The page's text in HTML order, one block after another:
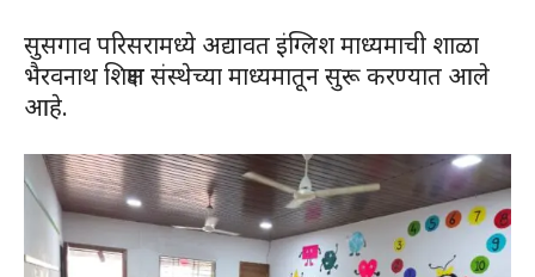
सुसगाव परिसरामध्ये अद्यावत इंग्लिश माध्यमाची शाळा
भैरवनाथ शिक्षण संस्थेच्या माध्यमातून सुरू करण्यात आले
आहे.